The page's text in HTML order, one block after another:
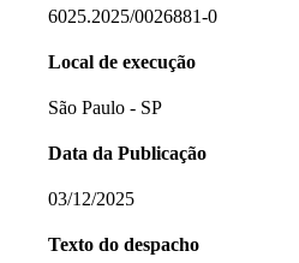
6025.2025/0026881-0
Local de execução
São Paulo - SP
Data da Publicação
03/12/2025
Texto do despacho